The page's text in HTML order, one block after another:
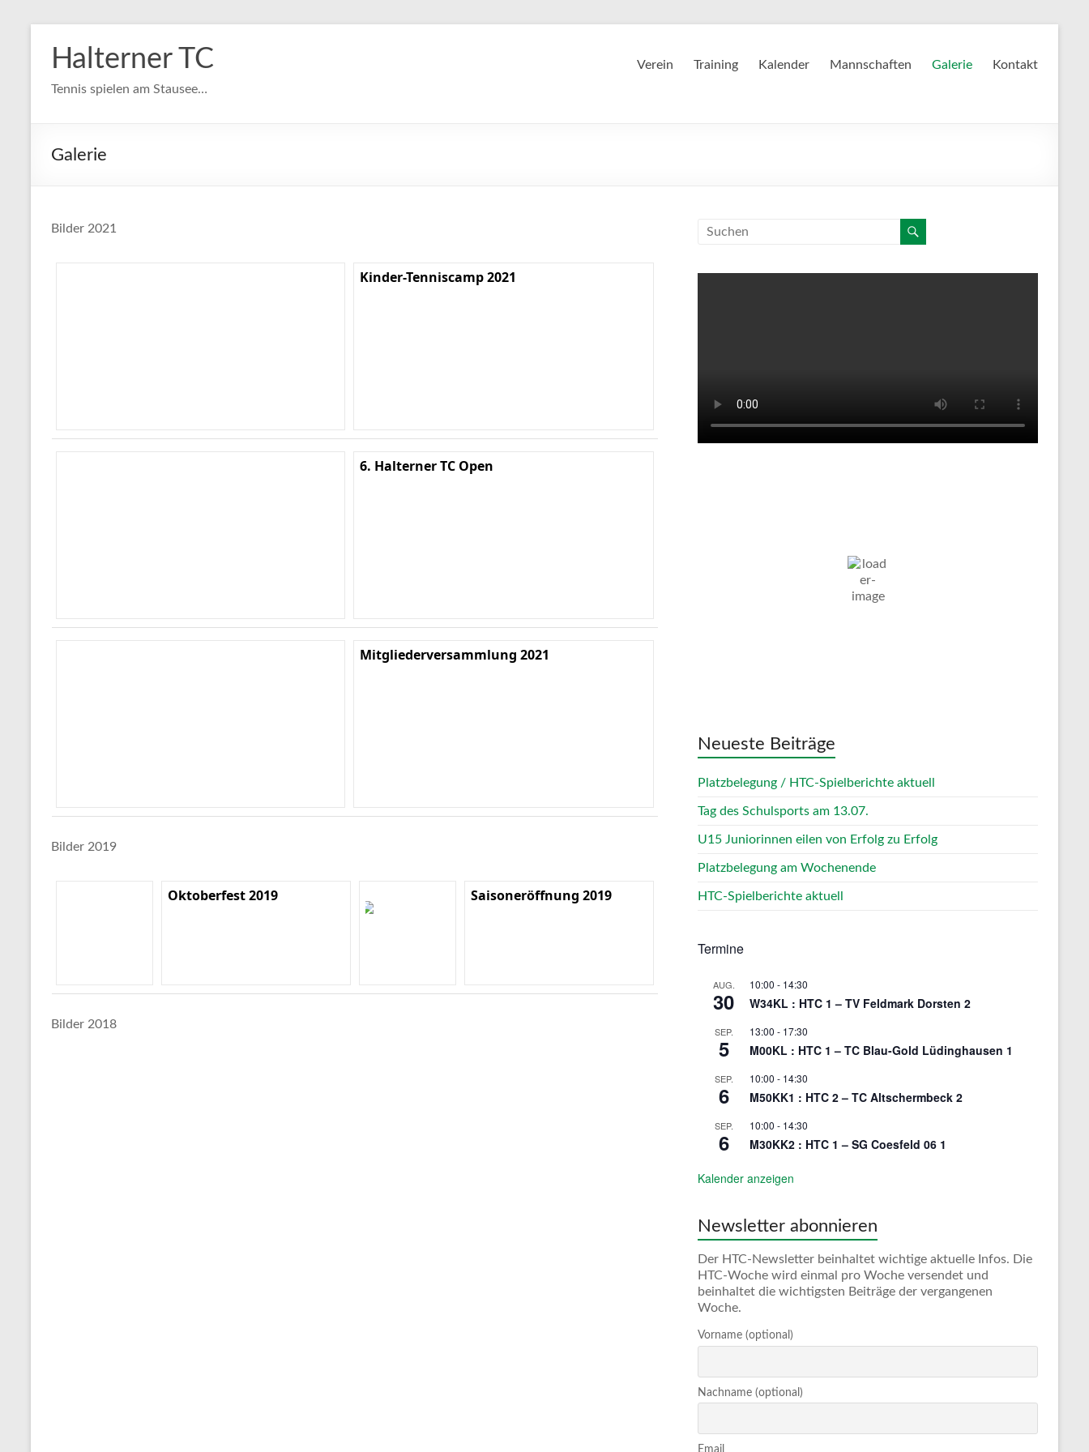
Inhalt
springenHalterner TC
Tennis spielen am Stausee…
Verein Training Kalender Mannschaften Galerie Kontakt
Galerie
Bilder 2021
Kinder-Tenniscamp 2021
6. Halterner TC Open
Mitgliederversammlung 2021
Bilder 2019
Oktoberfest 2019 Saisoneröffnung 2019
Bilder 2018
Neueste Beiträge
Platzbelegung / HTC-Spielberichte aktuell
Tag des Schulsports am 13.07.
U15 Juniorinnen eilen von Erfolg zu Erfolg
Platzbelegung am Wochenende
HTC-Spielberichte aktuell
Termine
AUG.
30
10:00 - 14:30
W34KL : HTC 1 – TV Feldmark Dorsten 2
SEP.
5
13:00 - 17:30
M00KL : HTC 1 – TC Blau-Gold Lüdinghausen 1
SEP.
6
10:00 - 14:30
M50KK1 : HTC 2 – TC Altschermbeck 2
SEP.
6
10:00 - 14:30
M30KK2 : HTC 1 – SG Coesfeld 06 1
Kalender anzeigen
Newsletter abonnieren
Der HTC-Newsletter beinhaltet wichtige aktuelle Infos. Die
HTC-Woche wird einmal pro Woche versendet und
beinhaltet die wichtigsten Beiträge der vergangenen
Woche.
Vorname (optional)
Nachname (optional)